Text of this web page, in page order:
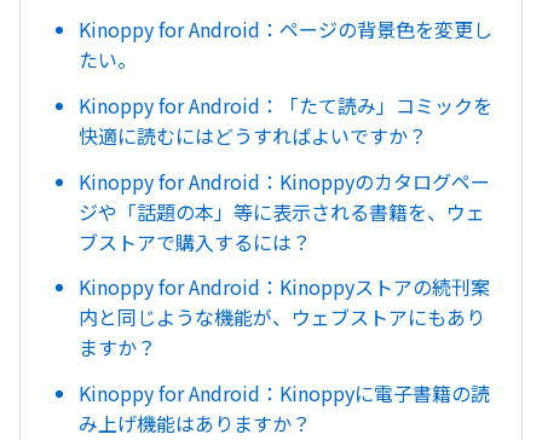
Kinoppy for Android：ページの背景色を変更し
たい。
Kinoppy for Android：「たて読み」コミックを
快適に読むにはどうすればよいですか？
Kinoppy for Android：Kinoppyのカタログペー
ジや「話題の本」等に表示される書籍を、ウェ
ブストアで購入するには？
Kinoppy for Android：Kinoppyストアの続刊案
内と同じような機能が、ウェブストアにもあり
ますか？
Kinoppy for Android：Kinoppyに電子書籍の読
み上げ機能はありますか？